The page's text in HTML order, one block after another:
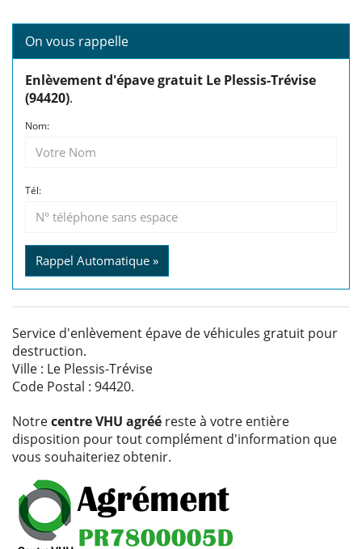
On vous rappelle
Enlèvement d'épave gratuit Le Plessis-Trévise
(94420).
Nom:
Tél:
Rappel Automatique »
Service d'enlèvement épave de véhicules gratuit pour
destruction.
Ville : Le Plessis-Trévise
Code Postal : 94420.
Notrecentre VHU agréé reste à votre entière
disposition pour tout complément d'information que
vous souhaiteriez obtenir.